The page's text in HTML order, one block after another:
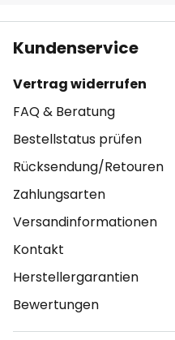
Kundenservice
Vertrag widerrufen
FAQ & Beratung
Bestellstatus prüfen
Rücksendung/Retouren
Zahlungsarten
Versandinformationen
Kontakt
Herstellergarantien
Bewertungen